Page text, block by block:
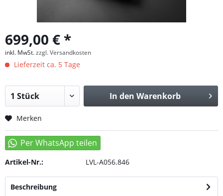
699,00 € *
inkl. MwSt.zzgl. Versandkosten
Lieferzeit ca. 5 Tage
In den Warenkorb
Merken
Artikel-Nr.: LVL-A056.846
Beschreibung